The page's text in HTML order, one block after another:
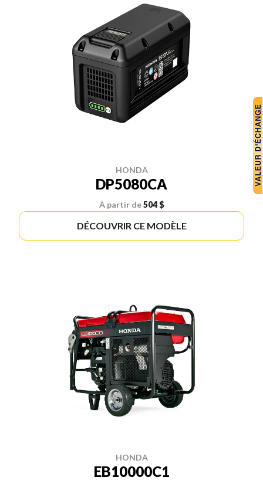
HONDA
DP5080CA
À partir de 504 $
DÉCOUVRIR CE MODÈLE
HONDA
EB10000C1